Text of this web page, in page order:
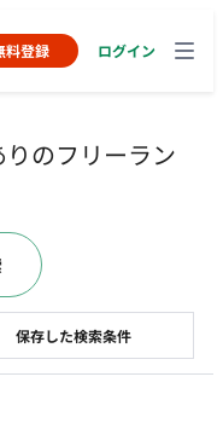
料登録 ログイン
のフリーラン
保存した検索条件